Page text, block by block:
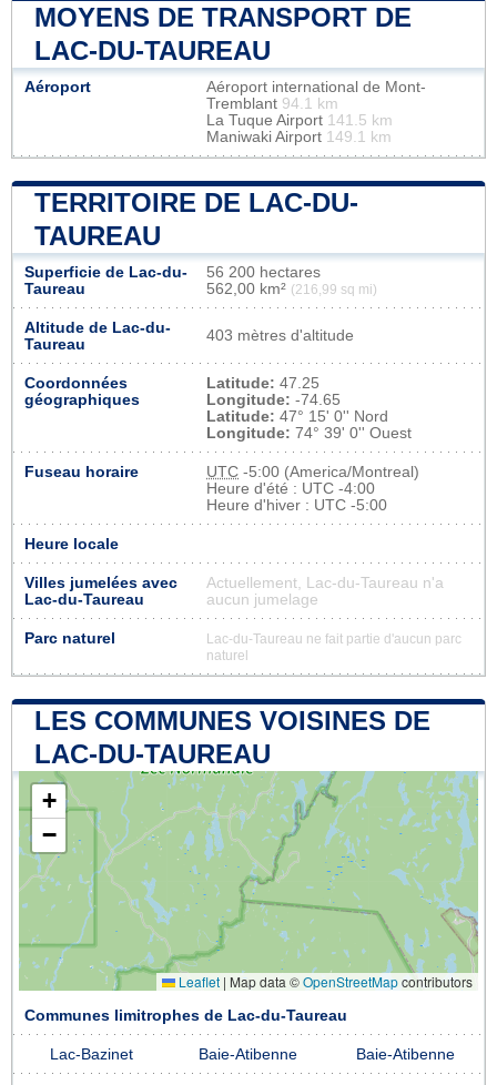
MOYENS DE TRANSPORT DE
LAC-DU-TAUREAU
Aéroport
Aéroport international de Mont-
Tremblant 94.1 km
La Tuque Airport 141.5 km
Maniwaki Airport 149.1 km
TERRITOIRE DE LAC-DU-
TAUREAU
Superficie de Lac-du-
Taureau
56 200 hectares
562,00 km² (216,99 sq mi)
Altitude de Lac-du-
Taureau
403 mètres d'altitude
Coordonnées
géographiques
Latitude: 47.25
Longitude: -74.65
Latitude: 47° 15' 0'' Nord
Longitude: 74° 39' 0'' Ouest
Fuseau horaire UTC -5:00 (America/Montreal)
Heure d'été : UTC -4:00
Heure d'hiver : UTC -5:00
Heure locale
Villes jumelées avec
Lac-du-Taureau
Actuellement, Lac-du-Taureau n'a
aucun jumelage
Parc naturel
Lac-du-Taureau ne fait partie d'aucun parc
naturel
LES COMMUNES VOISINES DE
LAC-DU-TAUREAU
+
−
Leaflet | Map data ©OpenStreetMapcontributors
Communes limitrophes de Lac-du-Taureau
Lac-Bazinet Baie-Atibenne Baie-Atibenne